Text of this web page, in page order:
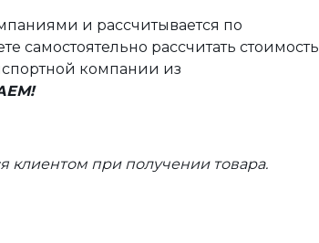
и рассчитывается по
самостоятельно рассчитать стоимость
компании из
клиентом при получении товара.